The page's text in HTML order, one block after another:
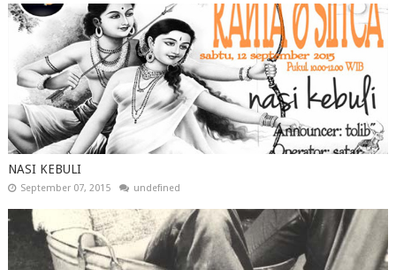
NASI KEBULI
September 07, 2015 undefined